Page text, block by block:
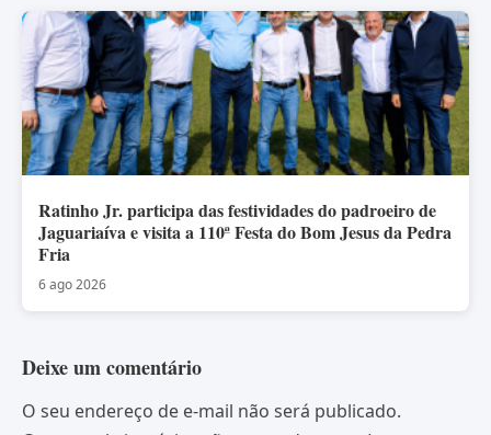
Ratinho Jr. participa das festividades do padroeiro de
Jaguariaíva e visita a 110ª Festa do Bom Jesus da Pedra
Fria
6 ago 2026
Deixe um comentário
O seu endereço de e-mail não será publicado.